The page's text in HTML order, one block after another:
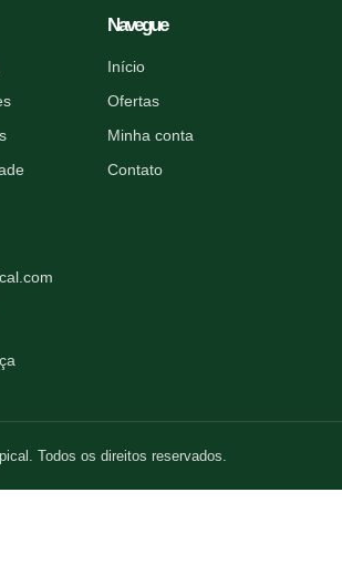
Navegue
Início
Ofertas
Minha conta
Contato
Todos os direitos reservados.